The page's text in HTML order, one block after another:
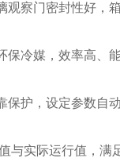
观察门密封性好，
保冷媒，效率高、
保护，设定参数自
与实际运行值，满